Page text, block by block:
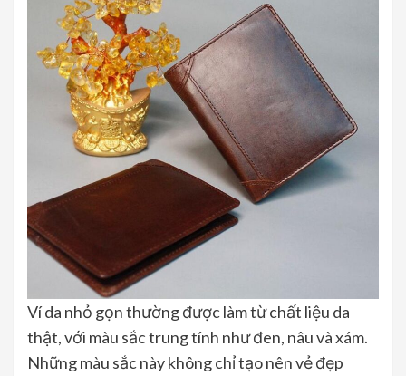
Ví da nhỏ gọn thường được làm từ chất liệu da
thật, với màu sắc trung tính như đen, nâu và xám.
Những màu sắc này không chỉ tạo nên vẻ đẹp